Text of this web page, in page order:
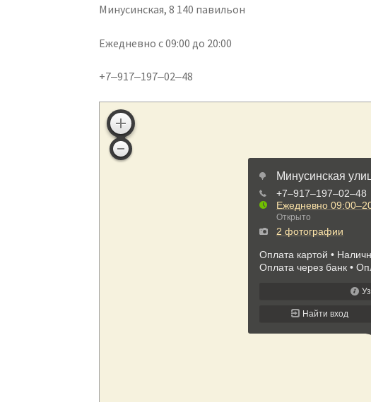
Минусинская, 8 ​ 140 павильон
Ежедневно с 09:00 до 20:00
+7‒917‒197‒02‒48